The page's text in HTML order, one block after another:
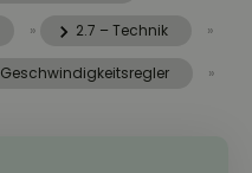
» 2.7 – Technik »
»